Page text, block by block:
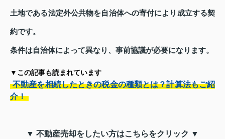
土地である法定外公共物を自治体への寄付により成立する契
約です。
条件は自治体によって異なり、事前協議が必要になります。
▼この記事も読まれています
不動産を相続したときの税金の種類とは？計算法もご紹
介！
▼ 不動産売却をしたい方はこちらをクリック ▼